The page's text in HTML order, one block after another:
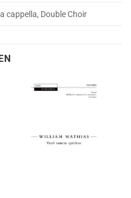
cappella, Double Choir